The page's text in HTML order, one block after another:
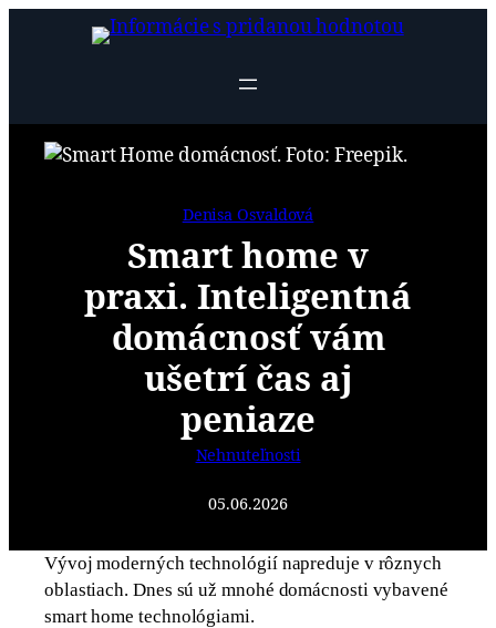
Denisa Osvaldová
Smart home v
praxi. Inteligentná
domácnosť vám
ušetrí čas aj
peniaze
Nehnuteľnosti
05.06.2026
Vývoj moderných technológií napreduje v rôznych
oblastiach. Dnes sú už mnohé domácnosti vybavené
smart home technológiami.